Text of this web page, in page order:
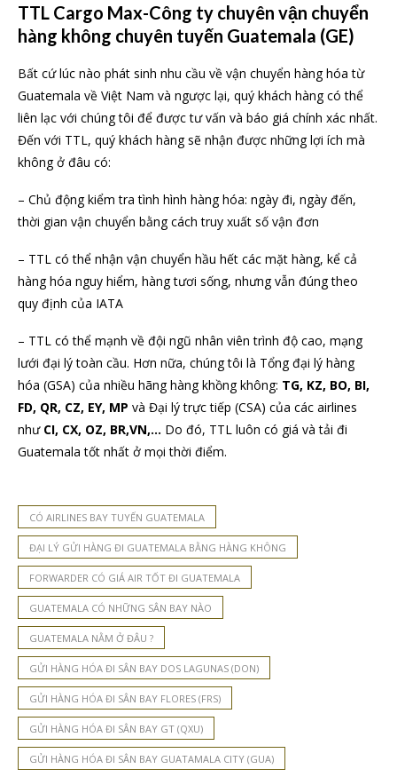
TTL Cargo Max-Công ty chuyên vận chuyển
hàng không chuyên tuyến Guatemala (GE)
Bất cứ lúc nào phát sinh nhu cầu về vận chuyển hàng hóa từ
Guatemala về Việt Nam và ngược lại, quý khách hàng có thể
liên lạc với chúng tôi để được tư vấn và báo giá chính xác nhất.
Đến với TTL, quý khách hàng sẽ nhận được những lợi ích mà
không ở đâu có:
– Chủ động kiểm tra tình hình hàng hóa: ngày đi, ngày đến,
thời gian vận chuyển bằng cách truy xuất số vận đơn
– TTL có thể nhận vận chuyển hầu hết các mặt hàng, kể cả
hàng hóa nguy hiểm, hàng tươi sống, nhưng vẫn đúng theo
quy định của IATA
– TTL có thể mạnh về đội ngũ nhân viên trình độ cao, mạng
lưới đại lý toàn cầu. Hơn nữa, chúng tôi là Tổng đại lý hàng
hóa (GSA) của nhiều hãng hàng khồng không: TG, KZ, BO, BI,
FD, QR, CZ, EY, MP và Đại lý trực tiếp (CSA) của các airlines
như CI, CX, OZ, BR,VN,… Do đó, TTL luôn có giá và tải đi
Guatemala tốt nhất ở mọi thời điểm.
CÓ AIRLINES BAY TUYẾN GUATEMALA
ĐẠI LÝ GỬI HÀNG ĐI GUATEMALA BẰNG HÀNG KHÔNG
FORWARDER CÓ GIÁ AIR TỐT ĐI GUATEMALA
GUATEMALA CÓ NHỮNG SÂN BAY NÀO
GUATEMALA NẰM Ở ĐÂU ?
GỬI HÀNG HÓA ĐI SÂN BAY DOS LAGUNAS (DON)
GỬI HÀNG HÓA ĐI SÂN BAY FLORES (FRS)
GỬI HÀNG HÓA ĐI SÂN BAY GT (QXU)
GỬI HÀNG HÓA ĐI SÂN BAY GUATAMALA CITY (GUA)